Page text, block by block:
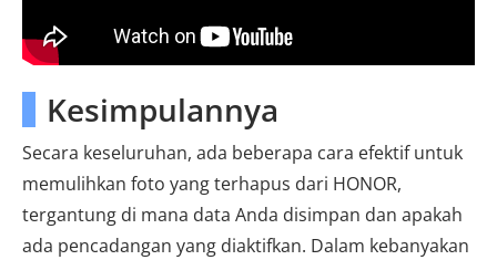
Kesimpulannya
Secara keseluruhan, ada beberapa cara efektif untuk
memulihkan foto yang terhapus dari HONOR,
tergantung di mana data Anda disimpan dan apakah
ada pencadangan yang diaktifkan. Dalam kebanyakan